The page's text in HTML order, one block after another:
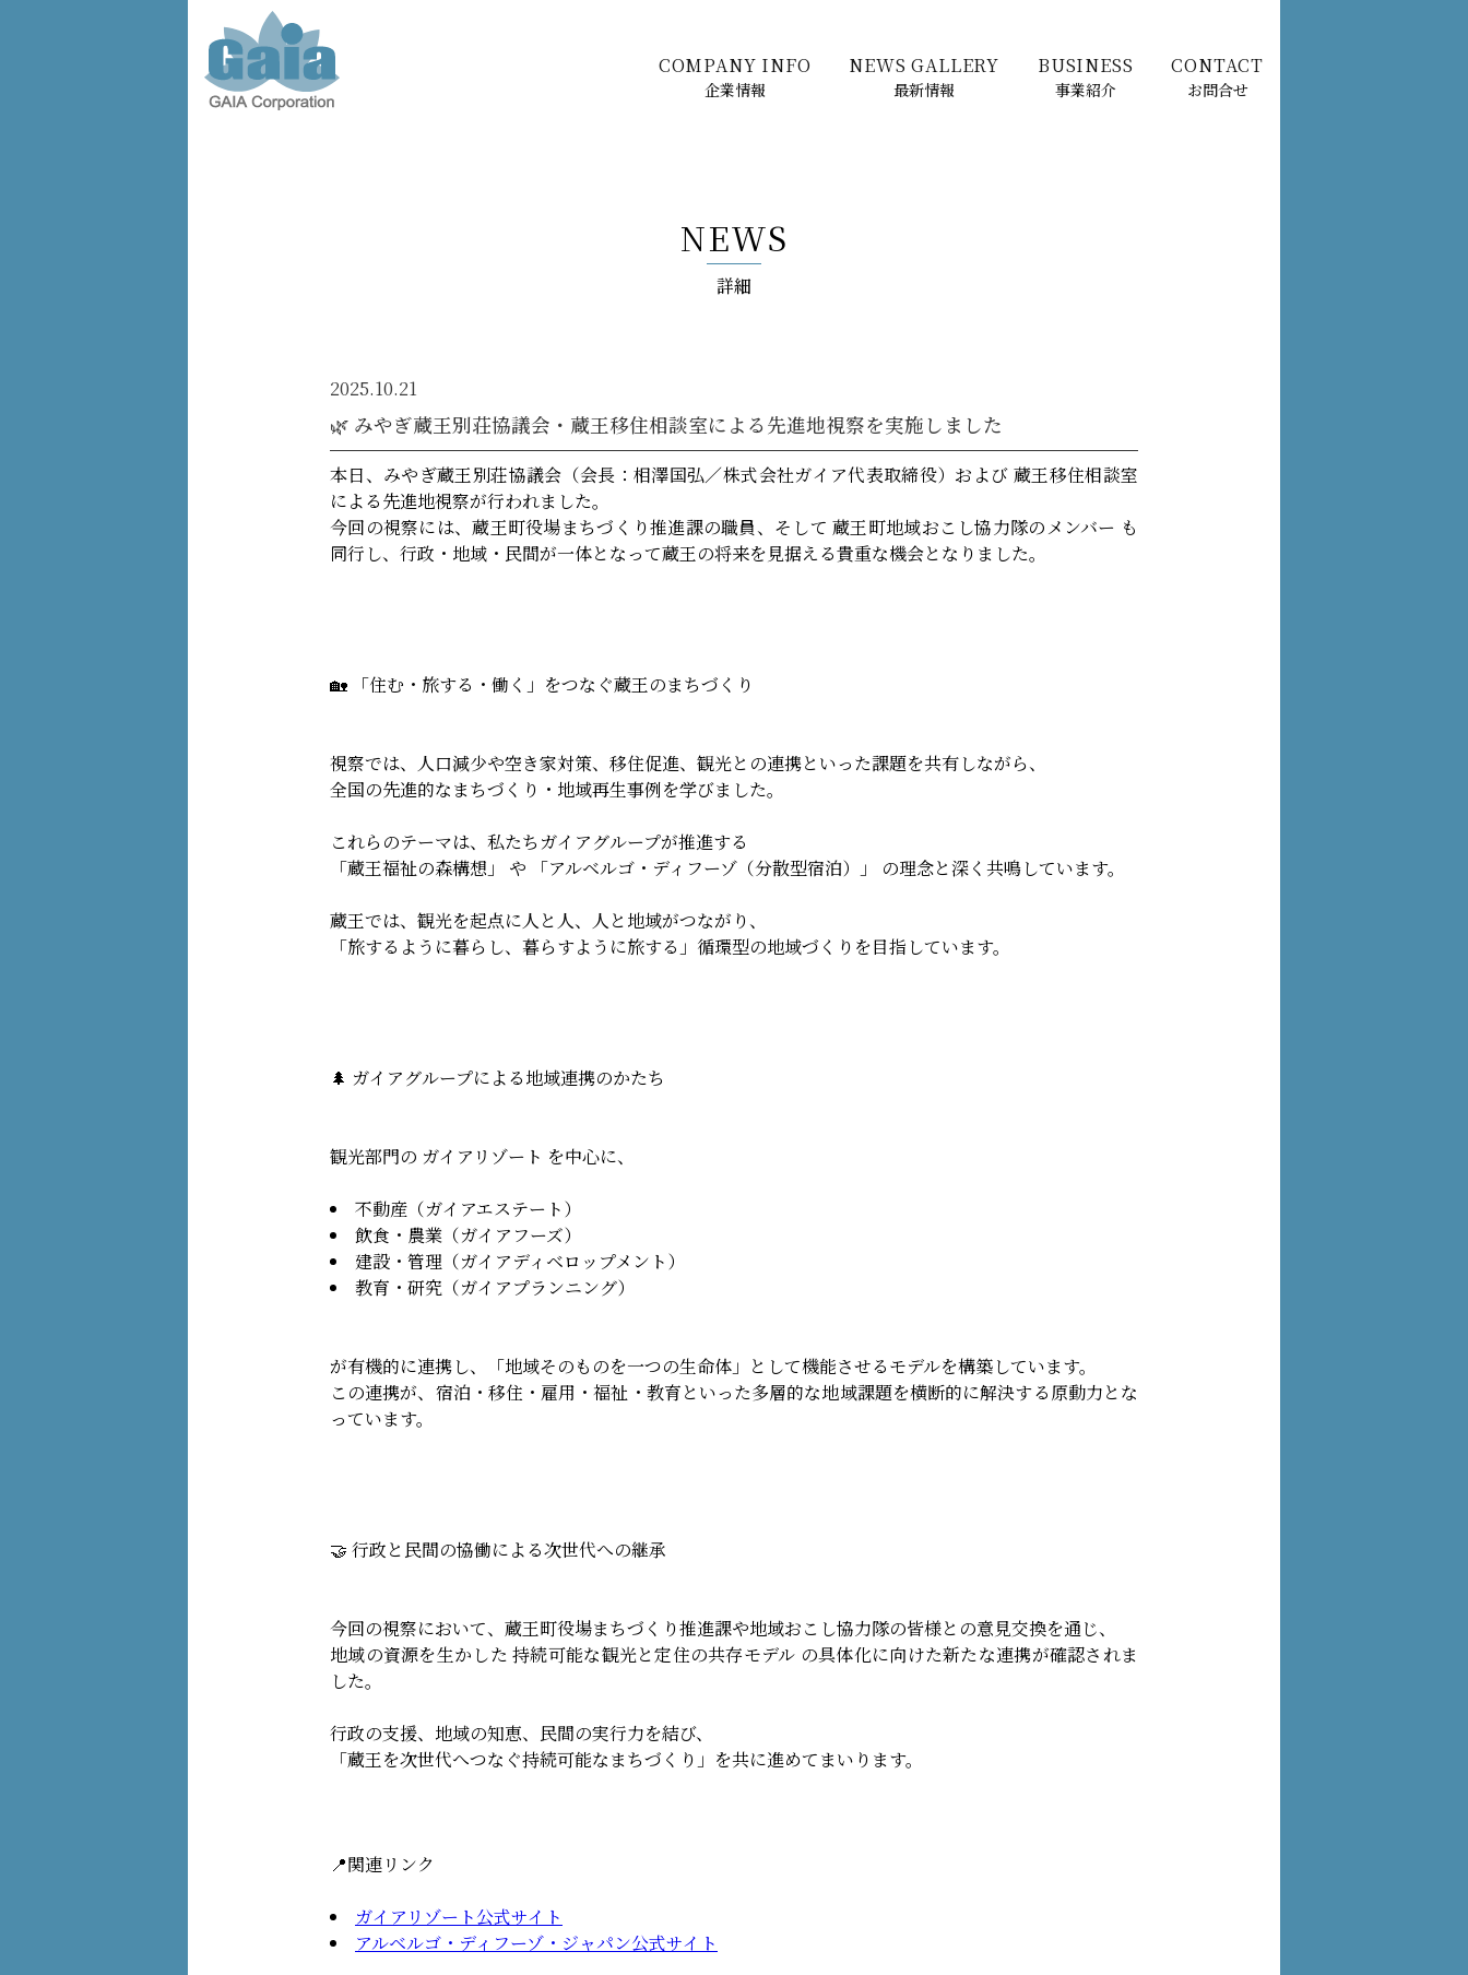
COMPANY INFO
企業情報
NEWS GALLERY
最新情報
BUSINESS
事業紹介
CONTACT
お問合せ
NEWS
詳細
2025.10.21
🌿 みやぎ蔵王別荘協議会・蔵王移住相談室による先進地視察を実施しました
本日、みやぎ蔵王別荘協議会（会長：相澤国弘／株式会社ガイア代表取締役）および 蔵王移住相談室
による先進地視察が行われました。
今回の視察には、蔵王町役場まちづくり推進課の職員、そして 蔵王町地域おこし協力隊のメンバー も
同行し、行政・地域・民間が一体となって蔵王の将来を見据える貴重な機会となりました。
🏡 「住む・旅する・働く」をつなぐ蔵王のまちづくり
視察では、人口減少や空き家対策、移住促進、観光との連携といった課題を共有しながら、
全国の先進的なまちづくり・地域再生事例を学びました。
これらのテーマは、私たちガイアグループが推進する
「蔵王福祉の森構想」 や 「アルベルゴ・ディフーゾ（分散型宿泊）」 の理念と深く共鳴しています。
蔵王では、観光を起点に人と人、人と地域がつながり、
「旅するように暮らし、暮らすように旅する」循環型の地域づくりを目指しています。
🌲 ガイアグループによる地域連携のかたち
観光部門の ガイアリゾート を中心に、
不動産（ガイアエステート）
飲食・農業（ガイアフーズ）
建設・管理（ガイアディベロップメント）
教育・研究（ガイアプランニング）
が有機的に連携し、「地域そのものを一つの生命体」として機能させるモデルを構築しています。
この連携が、宿泊・移住・雇用・福祉・教育といった多層的な地域課題を横断的に解決する原動力とな
っています。
🤝 行政と民間の協働による次世代への継承
今回の視察において、蔵王町役場まちづくり推進課や地域おこし協力隊の皆様との意見交換を通じ、
地域の資源を生かした 持続可能な観光と定住の共存モデル の具体化に向けた新たな連携が確認されま
した。
行政の支援、地域の知恵、民間の実行力を結び、
「蔵王を次世代へつなぐ持続可能なまちづくり」を共に進めてまいります。
📍関連リンク
ガイアリゾート公式サイト
アルベルゴ・ディフーゾ・ジャパン公式サイト